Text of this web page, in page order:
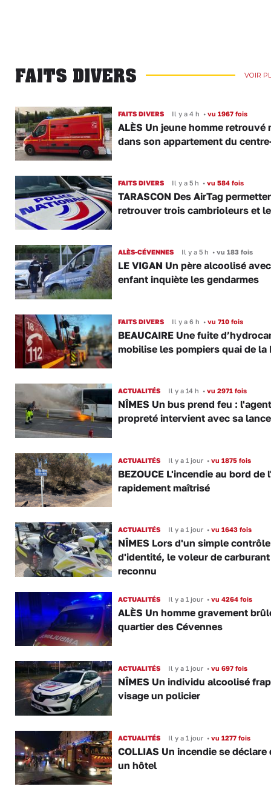
FAITS DIVERS VOIR
FAITS DIVERS Il y a 4 h •vu 1967 fois
ALÈS Un jeune homme retrouvé
dans son appartement du
FAITS DIVERS Il y a 5 h •vu 584 fois
TARASCON Des AirTag
retrouver trois cambrioleurs et
ALÈS-CÉVENNES Il y a 5 h •vu 183 fois
LE VIGAN Un père alcoolisé
enfant inquiète les gendarmes
FAITS DIVERS Il y a 6 h •vu 710 fois
BEAUCAIRE Une fuite
mobilise les pompiers quai de la
ACTUALITÉS Il y a 14 h •vu 2971 fois
NÎMES Un bus prend feu :
propreté intervient avec sa lance
ACTUALITÉS Il y a 1 jour •vu 1875 fois
BEZOUCE L'incendie au bord de
rapidement maîtrisé
ACTUALITÉS Il y a 1 jour •vu 1643 fois
NÎMES Lors d'un simple contrôle
d'identité, le voleur de
reconnu
ACTUALITÉS Il y a 1 jour •vu 4264 fois
ALÈS Un homme gravement
quartier des Cévennes
ACTUALITÉS Il y a 1 jour •vu 697 fois
NÎMES Un individu alcoolisé
visage un policier
ACTUALITÉS Il y a 1 jour •vu 1277 fois
COLLIAS Un incendie se déclare
un hôtel